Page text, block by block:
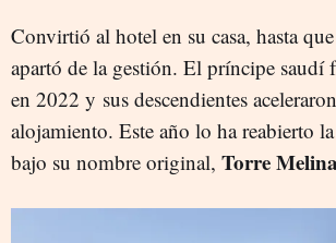
Convirtió al hotel en su casa, hasta
apartó de la gestión. El príncipe saudí
en 2022 y sus descendientes
alojamiento. Este año lo ha reabierto
bajo su nombre original, Torre Melina